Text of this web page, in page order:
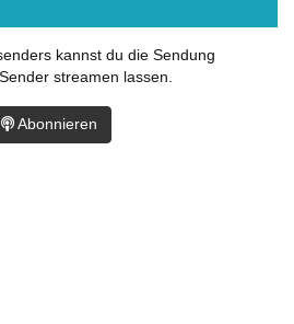
kannst du die Sendung
streamen lassen.
Abonnieren